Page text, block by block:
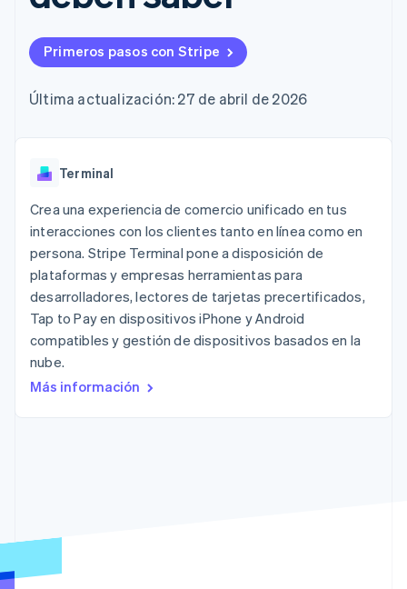
Authorization
Optimizaciones
de aceptación
Link
compra
Recognition
contable
Stripe Sigma
Informes
Data Pipeline
de datos
Más
Product roadmap
Ver lo que viene
Radar
Prevención de fraude
Atlas
Constitución de una startup
Climate
Eliminación de dióxido de carbono
Gestión del dinero
SaaS
Juegos
Hostelería, viajes y ocio
Seguros
Medios de
comunicación y
entretenimiento
Organizaciones sin
fines de lucro
Sector público
Gestionar
Ofrecer cobro por
consumo
respaldadas por
servicios con agentes
Recursos
Integraciones de
aplicaciones
Ejemplos de código
Blog de
desarrolladores
Estado de la API
Empresa
Hoja de ruta del
producto
Sessions
Empleos
Stripe Press
Contacto
Contacta con ventas
Conviértete en socio
Primeros pasos con Stripe
Última actualización: 27 de abril de 2026
Terminal
Crea una experiencia de comercio unificado en tus
interacciones con los clientes tanto en línea como en
persona. Stripe Terminal pone a disposición de
plataformas y empresas herramientas para
desarrolladores, lectores de tarjetas precertificados,
Tap to Pay en dispositivos iPhone y Android
compatibles y gestión de dispositivos basados en la
nube.
Más información